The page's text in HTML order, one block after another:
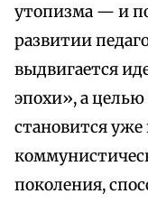
утопизма — и
развитии
выдвигается
эпохи», а целью
становится
поколения,